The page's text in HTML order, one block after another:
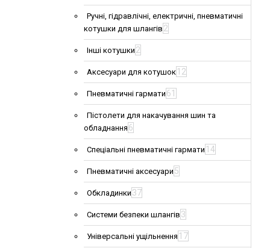
Ручні, гідравлічні, електричні, пневматичні
котушки для шлангів 2
Інші котушки 2
Аксесуари для котушок 12
Пневматичні гармати 61
Пістолети для накачування шин та
обладнання 6
Спеціальні пневматичні гармати 14
Пневматичні аксесуари 5
Обкладинки 37
Системи безпеки шлангів 3
Універсальні ущільнення 17